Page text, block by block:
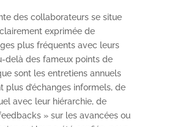
des collaborateurs se situe
exprimée de
plus fréquents avec leurs
delà des fameux points de
sont les entretiens annuels
plus d’échanges informels, de
avec leur hiérarchie, de
» sur les avancées ou